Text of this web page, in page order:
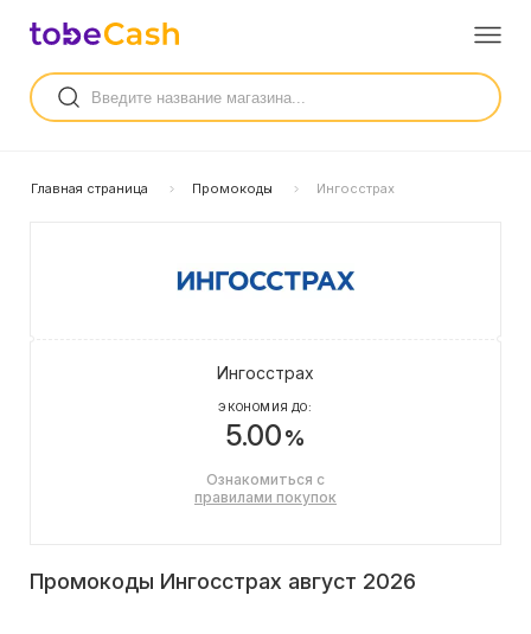
Главная страница Промокоды Ингосстрах
Ингосстрах
ЭКОНОМИЯ ДО:
5.00%
Ознакомиться с
правилами покупок
Промокоды Ингосстрах август 2026